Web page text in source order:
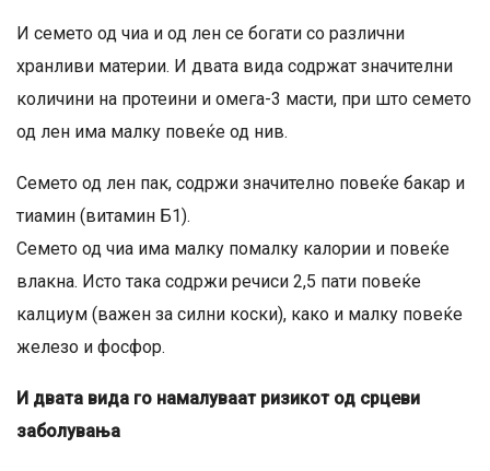
И семето од чиа и од лен се богати со различни
хранливи материи. И двата вида содржат значителни
количини на протеини и омега-3 масти, при што семето
од лен има малку повеќе од нив.
Семето од лен пак, содржи значително повеќе бакар и
тиамин (витамин Б1).
Семето од чиа има малку помалку калории и повеќе
влакна. Исто така содржи речиси 2,5 пати повеќе
калциум (важен за силни коски), како и малку повеќе
железо и фосфор.
И двата вида го намалуваат ризикот од срцеви
заболувања